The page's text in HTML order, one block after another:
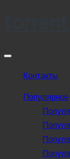
Контакты
Популярное